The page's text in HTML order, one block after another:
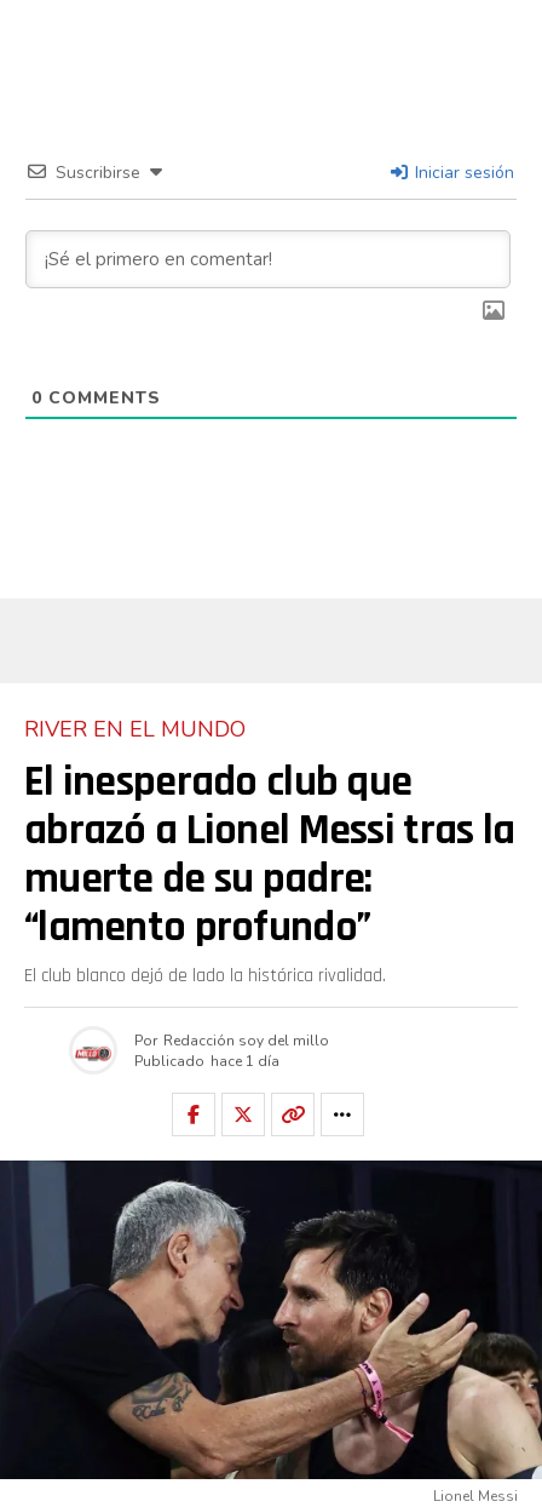
Suscribirse Iniciar sesión
0 COMMENTS
RIVER EN EL MUNDO
El inesperado club que
abrazó a Lionel Messi tras la
muerte de su padre:
“lamento profundo”
El club blanco dejó de lado la histórica rivalidad.
Por Redacción soy del millo
Publicado hace 1 día
Lionel Messi